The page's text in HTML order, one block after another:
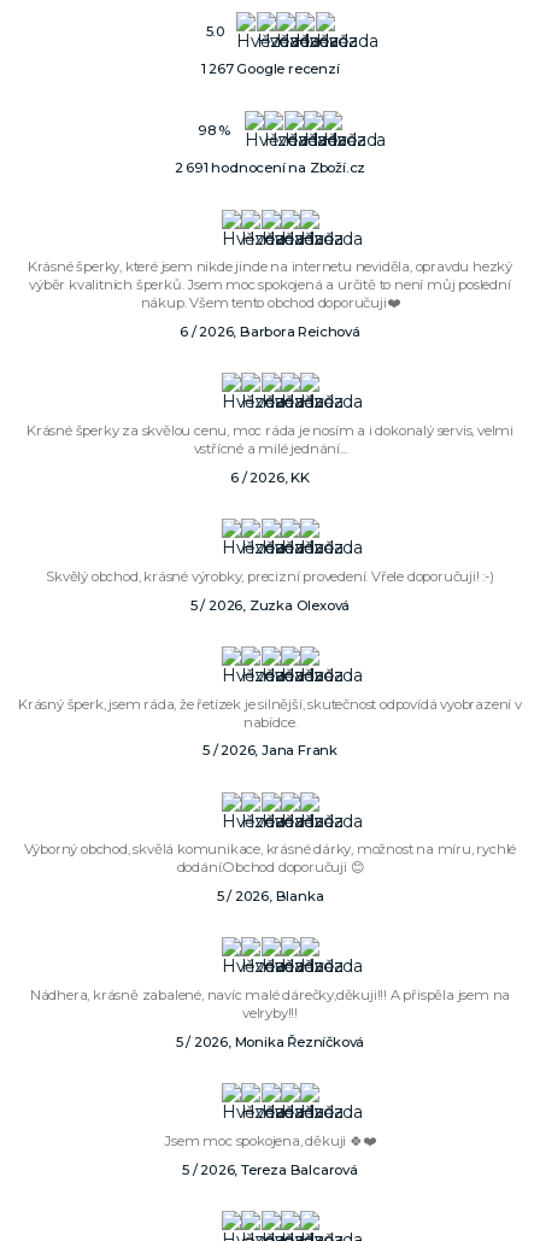
5.0
1 267 Google recenzí
98 %
2 691 hodnocení na Zboží.cz
Krásné šperky, které jsem nikde jinde na internetu neviděla, opravdu hezký
výběr kvalitních šperků. Jsem moc spokojená a určitě to není můj poslední
nákup. Všem tento obchod doporučuji❤️
6 / 2026, Barbora Reichová
Krásné šperky za skvělou cenu, moc ráda je nosím a i dokonalý servis, velmi
vstřícné a milé jednání...
6 / 2026, KK
Skvělý obchod, krásné výrobky, precizní provedení. Vřele doporučuji! :-)
5 / 2026, Zuzka Olexová
Krásný šperk, jsem ráda, že řetízek je silnější, skutečnost odpovídá vyobrazení v
nabídce.
5 / 2026, Jana Frank
Výborný obchod, skvělá komunikace, krásné dárky, možnost na míru, rychlé
dodání.Obchod doporučuji 😊
5 / 2026, Blanka
Nádhera, krásně zabalené, navíc malé dárečky,děkuji!!! A přispěla jsem na
velryby!!!
5 / 2026, Monika Řezníčková
Jsem moc spokojena, děkuji 🍀❤️
5 / 2026, Tereza Balcarová